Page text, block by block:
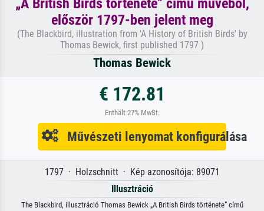
„A British Birds története” című művéből,
először 1797-ben jelent meg
(The Blackbird, illustration from 'A History of British Birds' by
Thomas Bewick, first published 1797 )
Thomas Bewick
€ 172.81
Enthält 27% MwSt.
Művészeti lenyomat konfigurálása
1797 · Holzschnitt · Kép azonosítója: 89071
Illusztráció
The Blackbird, illusztráció Thomas Bewick „A British Birds története” című